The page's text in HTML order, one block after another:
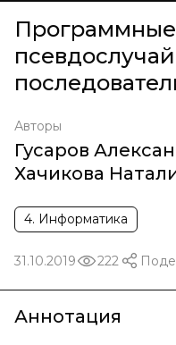
Авторы
Гусаров
Хачикова
4. Информатика
31.10.2019 222
Аннотация